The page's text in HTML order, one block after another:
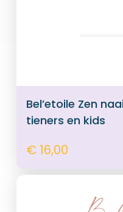
Bel’etoile Zen
tieners en kids
€ 16,00